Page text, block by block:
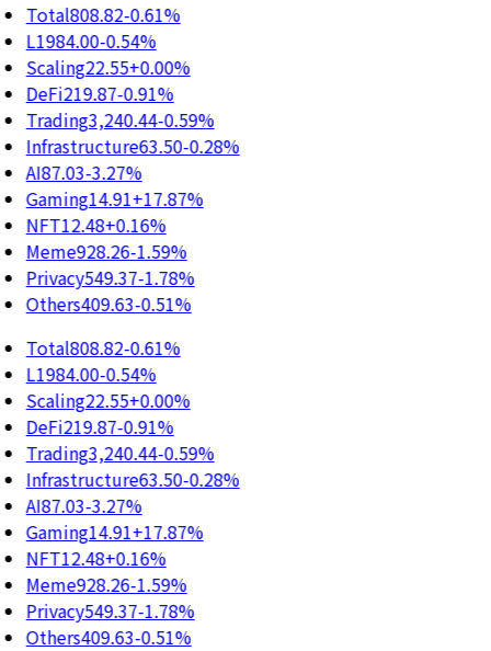
Total808.82-0.61%
L1984.00-0.54%
Scaling22.55+0.00%
DeFi219.87-0.91%
Trading3,240.44-0.59%
Infrastructure63.50-0.28%
AI87.03-3.27%
Gaming14.91+17.87%
NFT12.48+0.16%
Meme928.26-1.59%
Privacy549.37-1.78%
Others409.63-0.51%
Total808.82-0.61%
L1984.00-0.54%
Scaling22.55+0.00%
DeFi219.87-0.91%
Trading3,240.44-0.59%
Infrastructure63.50-0.28%
AI87.03-3.27%
Gaming14.91+17.87%
NFT12.48+0.16%
Meme928.26-1.59%
Privacy549.37-1.78%
Others409.63-0.51%